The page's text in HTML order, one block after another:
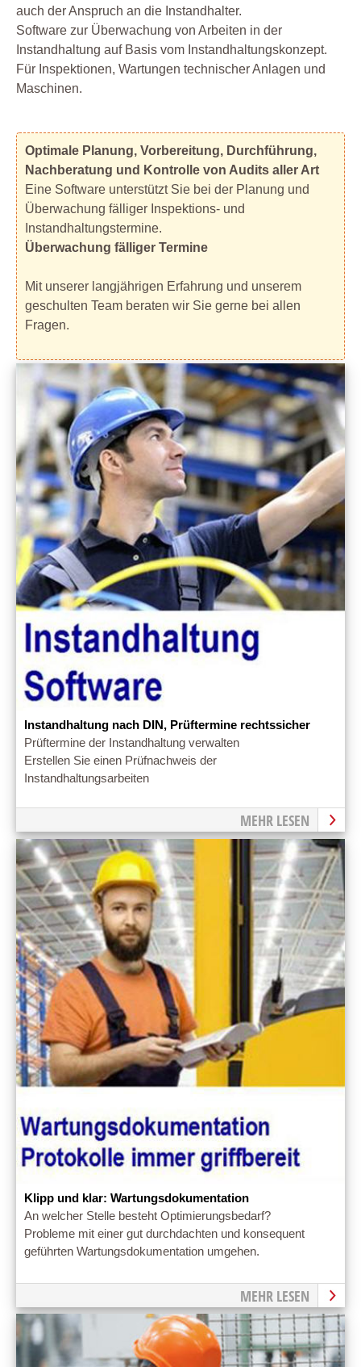
auch der Anspruch an die Instandhalter.
Software zur Überwachung von Arbeiten in der
Instandhaltung auf Basis vom Instandhaltungskonzept.
Für Inspektionen, Wartungen technischer Anlagen und
Maschinen.
Optimale Planung, Vorbereitung, Durchführung,
Nachberatung und Kontrolle von Audits aller Art
Eine Software unterstützt Sie bei der Planung und
Überwachung fälliger Inspektions- und
Instandhaltungstermine.
Überwachung fälliger Termine
Mit unserer langjährigen Erfahrung und unserem
geschulten Team beraten wir Sie gerne bei allen
Fragen.
Instandhaltung nach DIN, Prüftermine rechtssicher
Prüftermine der Instandhaltung verwalten
Erstellen Sie einen Prüfnachweis der
Instandhaltungsarbeiten
MEHR LESEN
Klipp und klar: Wartungsdokumentation
An welcher Stelle besteht Optimierungsbedarf?
Probleme mit einer gut durchdachten und konsequent
geführten Wartungsdokumentation umgehen.
MEHR LESEN